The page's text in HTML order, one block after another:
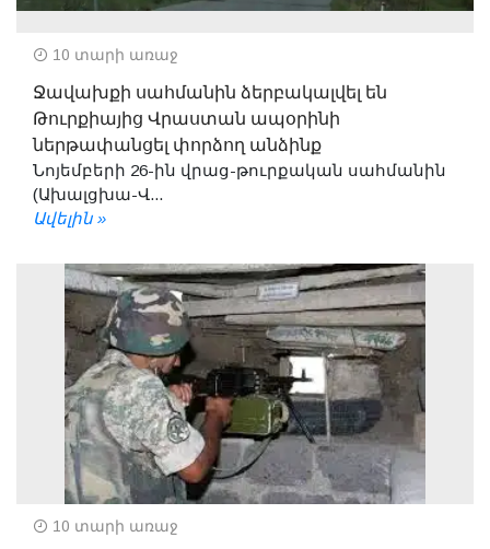
10 տարի առաջ
Ջավախքի սահմանին ձերբակալվել են
Թուրքիայից Վրաստան ապօրինի
ներթափանցել փորձող անձինք
Նոյեմբերի 26-ին վրաց-թուրքական սահմանին
(Ախալցխա-Վ...
Ավելին »
10 տարի առաջ